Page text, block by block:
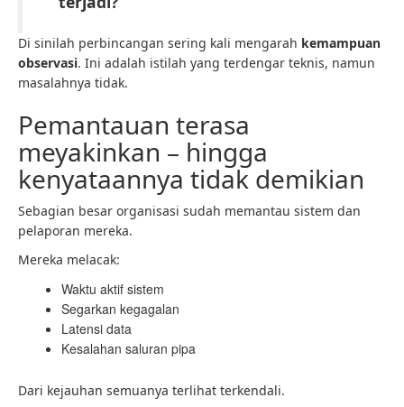
Di sinilah perbincangan sering kali mengarah kemampuan
observasi. Ini adalah istilah yang terdengar teknis, namun
masalahnya tidak.
Pemantauan terasa
meyakinkan – hingga
kenyataannya tidak demikian
Sebagian besar organisasi sudah memantau sistem dan
pelaporan mereka.
Mereka melacak:
Waktu aktif sistem
Segarkan kegagalan
Latensi data
Kesalahan saluran pipa
Dari kejauhan semuanya terlihat terkendali.